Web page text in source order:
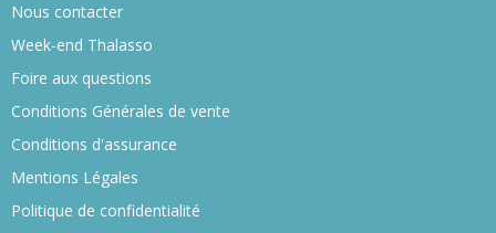
Nous contacter
Week-end Thalasso
Foire aux questions
Conditions Générales de vente
Conditions d'assurance
Mentions Légales
Politique de confidentialité